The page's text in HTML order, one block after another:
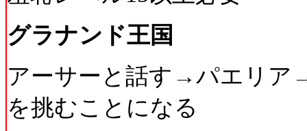
グラナンド王国
アーサーと話す→パエリア
を挑むことになる